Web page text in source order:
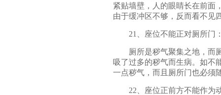
紧贴墙壁，人的眼睛长在前面
由于缓冲区不够，反而看不见
21、座位不能正对厕所门
厕所是秽气聚集之地，而厕
吸了过多的秽气而生病。如不
一点秽气，而且厕所门也必须
22、座位正前方不能作为